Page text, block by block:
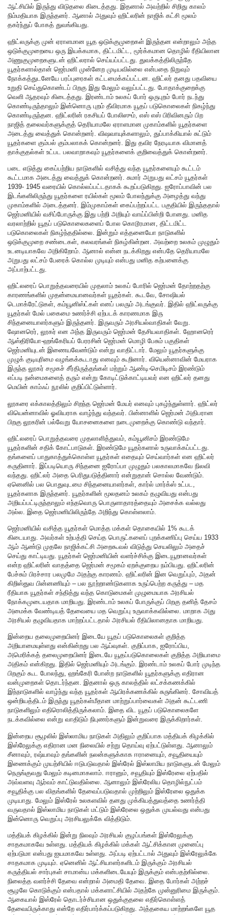
ஆட்சியில் இருந்து விடுதலை கிடைத்தது. இதனால் அவற்றில் சிறிது காலம்
நிம்மதியாக இருந்தனர். ஆனால் அதுவும் ஹிட்லரின் நாஜிக் கட்சி மூலம்
தகர்ந்துப் போகத் துவங்கியது.
ஹிட்லருக்கு முன் ஏராளமான யூத ஒடுக்குமுறைகள் இருந்தன என்றாலும் அந்த
ஒடுக்குமுறையை ஒரு இயக்கமாக, திட்டமிட்ட, மூர்க்கமான தொழில் ரீதியிலான
அணுகுமுறைகளுடன் ஹிட்லரால் செய்யப்பட்டது. துவக்கத்திலிருந்தே
யூதர்களால்தான் ஜெர்மனி முன்னேற முடியவில்லை என்பதை நிறுவும்
நோக்கத்துடனேயே பரப்புரைகள் கட்டமைக்கப்பட்டன. ஹிட்லர் தனது பதவியை
உறுதி செய்துகொண்டப் பிறகு இது மேலும் வலுப்பட்டது. போதாக்குறைக்கு
வெளி ஆதரவும் கிடைத்தது. இரண்டாம் உலகப் போர் ஒருபுறம் போர் நடந்து
கொண்டிருந்தாலும் இன்னொரு புறம் தீவிரமாக யூதப் படுகொலைகள் நிகழ்ந்து
கொண்டிருந்தன. ஹிட்லரின் ரகசியப் போலிஸும், எஸ் எஸ் பிரிவினரும் பிற
நாஜித் தலைவர்களுக்குத் தெரியாமலே ஏராளமான முகாம்களில் யூதர்களை
அடைத்து வைத்துக் கொன்றனர். விஷவாயுக்களாலும், துப்பாக்கியால் சுட்டும்
யூதர்களை கும்பல் கும்பலாகக் கொன்றனர். இது தவிர நேரடியாக விமானத்
தாக்குதல்கள் உட்பட பலவாறாகவும் யூதர்களைக் குறிவைத்துக் கொன்றனர்.
படை எடுத்து கைப்பற்றிய நாடுகளில் வசித்து வந்த யூதர்களையும் கூட்டம்
கூட்டமாக அடைத்து வைத்துக் கொன்றனர். சுமார் அறுபது லட்சம் யூதர்கள்
1939- 1945 வரையில் கொல்லப்பட்டதாகக் கூறப்படுகிறது. ஐரோப்பாவின் பல
இடங்களிலிருந்து யூதர்களை ரயில்கள் மூலம் போலந்துக்கு அழைத்து வந்து
முகாம்களில் அடைத்தனர். இம்முகாம்கள் கைப்பற்றப்பட்ட பகுதியில் இருந்ததால்
ஜெர்மனியில் வசிப்போருக்கு இது பற்றி அறியும் வாய்ப்பின்றி போனது. மனித
வரலாற்றில் யூதப் படுகொலைகளைப் போல கொடூரமான, திட்டமிட்ட
படுகொலைகள் நிகழ்ந்ததில்லை. இன்றும் எத்தனையோ நாடுகளில்
ஒடுக்குமுறை சண்டைகள், கலவரங்கள் நிகழ்கின்றன. அவற்றை உலகம் முழுதும்
உடனடியாகவே அறிகிறோம். ஆனால் என்ன நடக்கிறது என்பதே தெரியாமலே
அறுபது லட்சம் பேரைக் கொல்ல முடியும் என்பது மனித கற்பனைக்கு
அப்பாற்பட்டது.
ஹிட்லரைப் பொறுத்தவரையில் முதலாம் உலகப் போரில் ஜெர்மன் தோற்றதற்கு
காரணங்களில் முதன்மையானவர்கள் யூதர்கள். கூடவே, சோஷியல்
டெமாக்ரேட்டுகள், கம்யூனிஸ்ட்கள் எனப் பலரும் அடங்குவர். இதில் ஹிட்லருக்கு
யூதர்கள் மேல் பகைமை உணர்ச்சி ஏற்படக் காரணமாக இரு
சிந்தனையாளர்களும் இருந்தனர். இருவரும் அரசியல்வாதிகள் வேறு.
ஷோனரெர், லூகர் என அந்த இருவரும் ஜெர்மன் தேசியவாதிகள். ஹோனரெர்
ஆஸ்திரியோ-ஹங்கேரியப் பேரரசின் ஜெர்மன் மொழி பேசும் பகுதிகள்
ஜெர்மனியுடன் இணையவேண்டும் என்று வாதிட்டார். மேலும் யூதர்களுக்கு
முழுக் குடியுரிமை வழங்கக்கூடாது எனவும் கூறினார். வியென்னாவின் மேயராக
இருந்த லூகர் சமூகச் சீர்திருத்தங்கள் மற்றும் ஆண்டி-செமிடிசம் இரண்டும்
எப்படி நன்மைகளைத் தரும் என்று கோடிட்டுக்காட்டியவர் என ஹிட்லர் தனது
மெயின் காம்ஃப் நூலில் குறிப்பிட்டுள்ளார்.
லூகரை எக்காலத்திலும் சிறந்த ஜெர்மன் மேயர் எனவும் புகழ்ந்துள்ளார். ஹிட்லர்
வியென்னாவில் ஓவியராக வாழ்ந்து வந்தவர். பின்னாளில் ஜெர்மன் அதிபரான
பிறகு லூகரின் பல்வேறு யோசனைகளை நடைமுறைக்கு கொண்டு வந்தார்.
ஹிட்லரைப் பொறுத்தவரை முதலாளித்துவம், கம்யூனிசம் இரண்டுமே
யூதர்களின் சதிக் கோட்பாடுகள். இரண்டுமே யூதர்களால் உருவாக்கப்பட்டது.
தங்களைப் பாதுகாத்துக்கொள்ள யூதர்கள் எதையும் செய்வார்கள் என ஹிட்லர்
கருதினார். இப்படியொரு சிந்தனை ஐரோப்பா முழுதும் பலகாலமாகவே நிலவி
வந்தது. ஹிட்லர் அதை பெரிதுபடுத்தினார் என்றுதான் சொல்ல வேண்டும்.
ஏனெனில் பல பொதுவுடமை சிந்தனையாளர்கள், கார்ல் மார்க்ஸ் உட்பட,
யூதர்களாக இருந்தனர். யூதர்களின் மூலதனம் உலகம் தழுவியது என்பது
அறியப்பட்டிருந்தாலும் எந்தவொரு பொருளாதாரத்தையும் அசைக்க வல்லது
அல்ல. இதை ஜெர்மனியிலிருந்தே அறிந்து கொள்ளலாம்.
ஜெர்மனியில் வசித்த யூதர்கள் மொத்த மக்கள் தொகையில் 1% கூடக்
கிடையாது. அவர்கள் உற்பத்தி செய்த பொருட்களைப் புறக்கணிப்பு செய்ய 1933
ஆம் ஆண்டு முதலே நாஜிக்கட்சி அறைகூவல் விடுத்து செயலிலும் அதைச்
செய்து காட்டியது. யூதர்கள் ஜெர்மனியின் வளர்ச்சிக்கு இடையூறானவர்கள்
என்ற ஹிட்லரின் வாதத்தை ஜெர்மன் சமூகம் ஏறக்குறைய நம்பியது. ஹிட்லரின்
பேச்சும் பிரச்சார பலமுமே அதற்கு காரணம். ஹிட்லரின் இன வெறுப்பும், அதன்
கிறிஸ்துவ பின்னணியும் – பல நூற்றாண்டுகளாக உருப்பெற்ற கருத்து – மத
ரீதியாக யூதர்கள் சந்தித்து வந்த கொடுமைகள் முழுமையாக அரசியல்
நோக்கமுடையதாக மாறியது. இரண்டாம் உலகப் போருக்குப் பிறகு தனித் தேசம்
அமைக்க வேண்டியத் தேவையை மத வெறுப்பு உருவாக்கவில்லை. மாறாக அது
அரசியல் தழுவியதாக மாற்றப்பட்டதால் அரசியல் ரீதியிலானதாக மாறியது.
இன்றைய தலைமுறையினர் இடையே யூதப் படுகொலைகள் குறித்த
அறியாமையுள்ளது என்கின்றது பல ஆய்வுகள். குறிப்பாக, ஐரோப்பிய,
அமெரிக்கத் தலைமுறையினர் இடையே யூதப்படுகொலைகள் குறித்த அறியாமை
அதிகம் என்கிறது. இதில் ஜெர்மனியும் அடங்கும். இரண்டாம் உலகப் போர் முடிந்த
பிறகும் கூட போலந்து, ஹங்கேரி போன்ற நாடுகளில் யூதர்களுக்கு எதிரான
வன்முறைகள் தொடர்ந்தன. இதனால் ஒரு காலத்தில் லட்சக்கணக்கில்
இந்நாடுகளில் வாழ்ந்து வந்த யூதர்கள் ஆயிரக்கணக்கில் சுருங்கினர். சோவியத்
ஒன்றியத்திடம் இருந்து யூதர்கள்மீதான மாற்றுப்பார்வைகள் அதன் கூட்டணி
நாடுகளிலும் எதிரொலித்திருக்கலாம். இதை விட யூதப் படுகொலைகளே
நடக்கவில்லை என்று வாதிடும் நிபுணர்களும் இன்றுவரை இருக்கிறார்கள்.
இன்றைய சூழலில் இஸ்லாமிய நாடுகள் அதிலும் குறிப்பாக மத்தியக் கிழக்கில்
இஸ்ரேலுக்கு எதிரான மன நிலையில் சற்று தொய்வு ஏற்பட்டுள்ளது. ஆனாலும்
சீனாவும், ரஷ்யாவும் தங்களின் நலன்களுக்காக ஈரானையும், சவூதியையும்
இணைக்கும் முயற்சியில் ஈடுபடுவதால் இஸ்ரேல் இஸ்லாமிய நாடுகளுடன் மேலும்
நெருங்குவது மேலும் கடினமாகலாம். ஈரானும், சவூதியும் இஸ்ரேலை ஏற்பதில்
அவ்வளவு ஆர்வம் காட்டுவதில்லை. ஆனாலும் இஸ்ரேலிய தொழில்நுட்பம்
சவூதிக்கு பல விதங்களில் தேவைப்படுவதால் முற்றிலும் இஸ்ரேலை ஒதுக்க
முடியாது. மேலும் இஸ்ரேல் உலகளவில் தனது முக்கியத்துவத்தை உணர்த்தி
வருவதால் இஸ்லாமிய நாடுகள் மட்டும் இஸ்ரேலை ஒதுக்க முயல்வது என்பது
இன்னொரு வெறுப்பு அரசியலுக்கே வித்திடும்.
மத்தியக் கிழக்கில் இன்று நிலவும் அரசியல் குழப்பங்கள் இஸ்ரேலுக்கு
சாதகமாகவே உள்ளது. மத்தியக் கிழக்கில் மக்கள் ஆட்சிக்கான முனைப்பு
ஏற்படுமா என்பது ஐயமாகவே உள்ளது. அப்படி ஏற்பட்டால் அதுவும் இஸ்ரேலுக்கே
சாதகமாக முடியும். ஏனெனில் ஆட்சியாளர்களிடம் இருக்கும் அரசியல்
கருத்தியல் சார்புகள் சாமான்ய மக்களிடையேயும் இருக்கும் என்பதற்கில்லை.
நிலைத்த வளர்ச்சி தேவை என்றால் அமைதி தேவை. இதை போர்கள் அற்றச்
சூழலே கொடுக்கும் என்பதால் மக்களாட்சியில் அதற்கே முன்னுரிமை இருக்கும்.
ஆகையால் இஸ்ரேல் தொடர்ச்சியான ஒதுக்குதலை எதிர்கொள்ளத்
தேவையிருக்காது என்றே எதிர்பார்க்கப்படுகிறது. அத்தகைய மாற்றங்களே யூத